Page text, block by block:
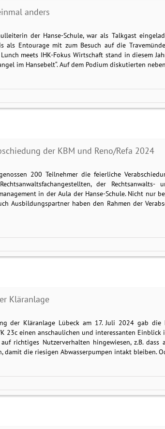
anders
der Hanse-Schule, war als Talkgast
als Entourage mit zum Besuch auf die
meets IHK-Fokus Wirtschaft stand in diesem
im Hansebelt“. Auf dem Podium diskutierten neben
der KBM und Reno/Refa 2024
200 Teilnehmer die feierliche
der
in der Aula der Hanse-Schule. Nicht nur
Ausbildungspartner haben den Rahmen der
Kläranlage
der Kläranlage Lübeck am 17. Juli 2024 gab
23c einen anschaulichen und interessanten
richtiges Nutzerverhalten hingewiesen, z.B.
damit die riesigen Abwasserpumpen intakt bleiben.